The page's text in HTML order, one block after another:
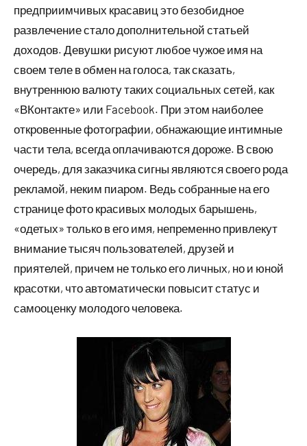
предприимчивых красавиц это безобидное
развлечение стало дополнительной статьей
доходов. Девушки рисуют любое чужое имя на
своем теле в обмен на голоса, так сказать,
внутреннюю валюту таких социальных сетей, как
«ВКонтакте» или Facebook. При этом наиболее
откровенные фотографии, обнажающие интимные
части тела, всегда оплачиваются дороже. В свою
очередь, для заказчика сигны являются своего рода
рекламой, неким пиаром. Ведь собранные на его
странице фото красивых молодых барышень,
«одетых» только в его имя, непременно привлекут
внимание тысяч пользователей, друзей и
приятелей, причем не только его личных, но и юной
красотки, что автоматически повысит статус и
самооценку молодого человека.